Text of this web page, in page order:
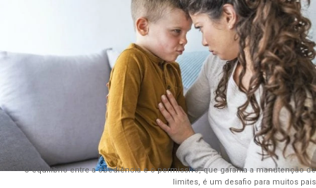
O equilíbrio entre a obediência e o permissivo, que garanta a manutenção de
limites, é um desafio para muitos pais